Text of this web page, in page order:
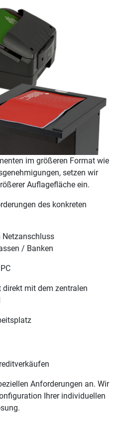
im größeren Format wie
setzen wir
Auflagefläche ein.
des konkreten
/ Banken
mit dem zentralen
Anforderungen an. Wir
Ihrer individuellen